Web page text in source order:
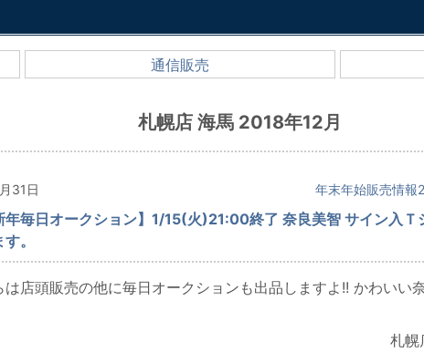
通信販売
札幌店 海馬 2018年12月
31日 年末年始販売情報
年毎日オークション】1/15(火)21:00終了 奈良美智 サイン入Ｔ
。
は店頭販売の他に毎日オークションも出品しますよ!! かわいい
札幌